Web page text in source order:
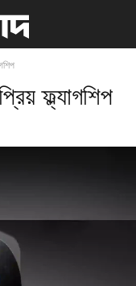
ফ্ল্যাগশিপ